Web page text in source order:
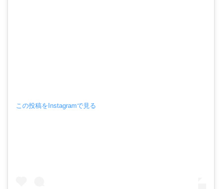
この投稿をInstagramで見る